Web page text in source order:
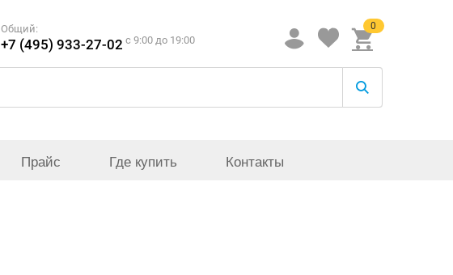
Общий:
+7 (495) 933-27-02 c 9:00 до 19:00
0
Прайс Где купить Контакты